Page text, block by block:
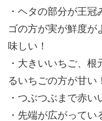
・ヘタの部分が王
ゴの方が実が鮮度が
味しい！
・大きいいちご、
るいちごの方が甘い！
・つぶつぶまで赤い
・先端が広がって